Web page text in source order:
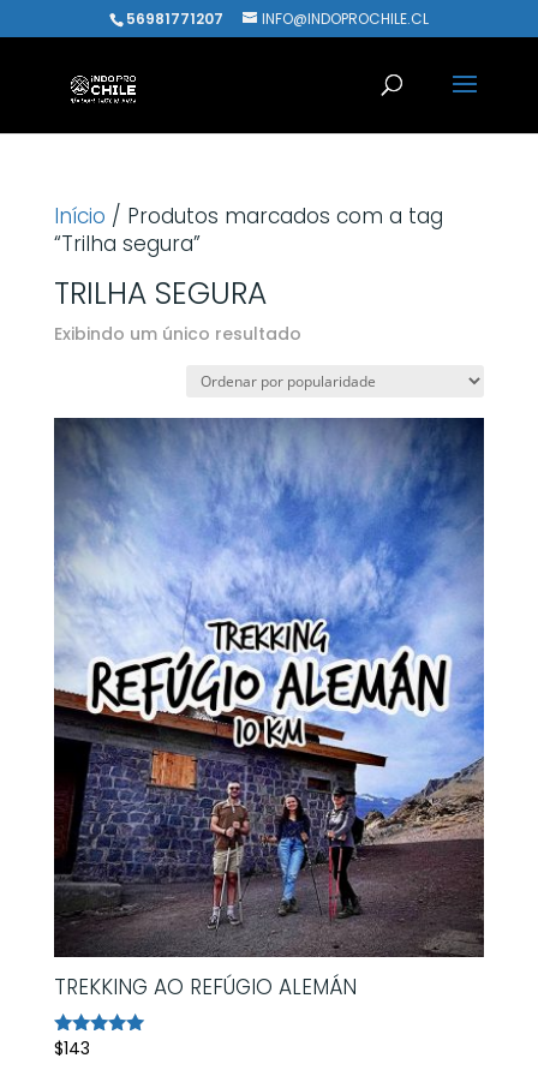
56981771207 INFO@INDOPROCHILE.CL
Início / Produtos marcados com a tag
“Trilha segura”
TRILHA SEGURA
Exibindo um único resultado
TREKKING AO REFÚGIO ALEMÁN
Avaliação
$143